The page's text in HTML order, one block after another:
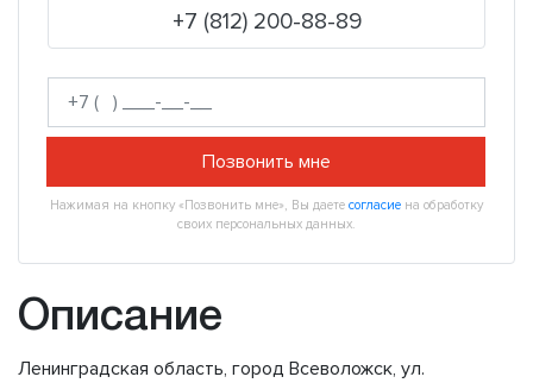
+7 (812) 200-88-89
Позвонить мне
Нажимая на кнопку «Позвонить мне», Вы даете согласие на обработку
своих персональных данных.
Описание
Ленинградская область, город Всеволожск, ул.